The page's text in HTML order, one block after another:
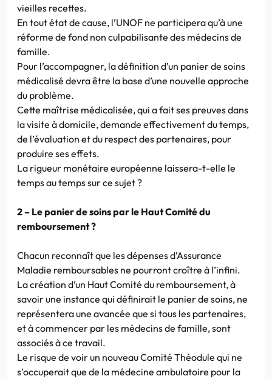
vieilles recettes.
En tout état de cause, l’UNOF ne participera qu’à une
réforme de fond non culpabilisante des médecins de
famille.
Pour l’accompagner, la définition d’un panier de soins
médicalisé devra être la base d’une nouvelle approche
du problème.
Cette maîtrise médicalisée, qui a fait ses preuves dans
la visite à domicile, demande effectivement du temps,
de l’évaluation et du respect des partenaires, pour
produire ses effets.
La rigueur monétaire européenne laissera-t-elle le
temps au temps sur ce sujet ?
2 – Le panier de soins par le Haut Comité du
remboursement ?
Chacun reconnaît que les dépenses d’Assurance
Maladie remboursables ne pourront croître à l’infini.
La création d’un Haut Comité du remboursement, à
savoir une instance qui définirait le panier de soins, ne
représentera une avancée que si tous les partenaires,
et à commencer par les médecins de famille, sont
associés à ce travail.
Le risque de voir un nouveau Comité Théodule qui ne
s’occuperait que de la médecine ambulatoire pour la